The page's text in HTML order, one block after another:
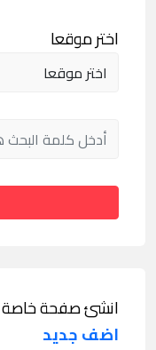
اختر موقعا
انشئ صفحة خاصة
اضف جديد